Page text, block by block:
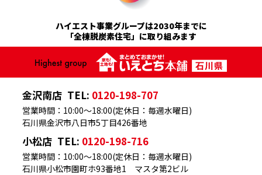
ハイエスト事業グループは2030年までに
「全棟脱炭素住宅」に取り組みます
金沢南店 TEL: 0120-198-707
石川県金沢市八日市5丁目426番地
営業時間：10:00～18:00(定休日：毎週水曜日)
小松店 TEL: 0120-198-716
石川県小松市園町ホ93番地1 マスタ第2ビル
営業時間：10:00～18:00(定休日：毎週水曜日)